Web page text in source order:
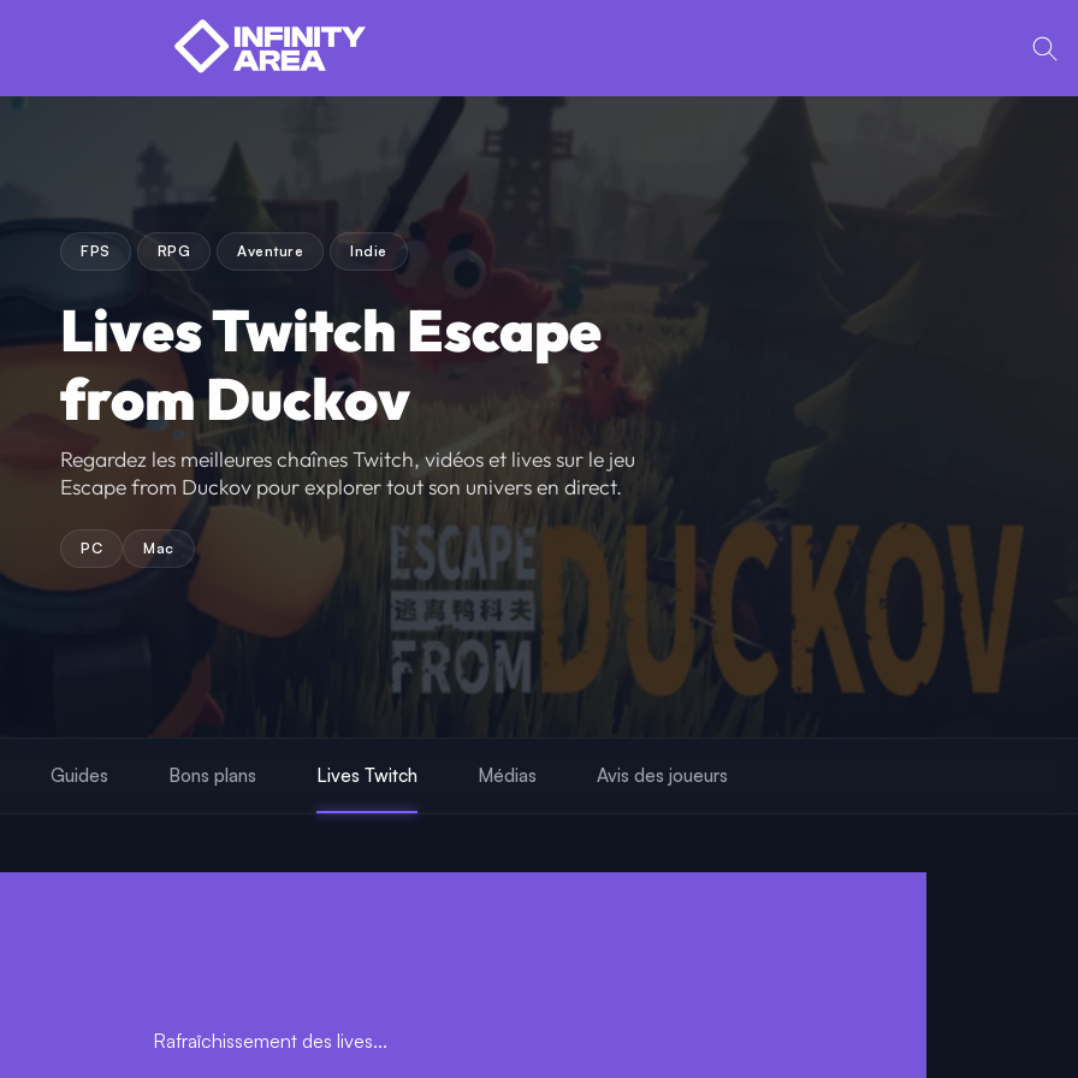
FPS RPG Aventure Indie
Lives Twitch Escape
from Duckov
Regardez les meilleures chaînes Twitch, vidéos et lives sur le jeu
Escape from Duckov pour explorer tout son univers en direct.
PC Mac
Guides Bons plans Lives Twitch Médias Avis des joueurs
Rafraîchissement des lives...